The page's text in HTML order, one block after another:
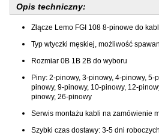
Opis techniczny:
Złącze Lemo FGI 108 8-pinowe do
Typ wtyczki męskiej, możliwość
Rozmiar 0B 1B 2B do wyboru
Piny: 2-pinowy, 3-pinowy, 4-pinowy, 5-
pinowy, 9-pinowy, 10-pinowy, 12-
pinowy, 26-pinowy
Serwis montażu kabli na zamówienie
Szybki czas dostawy: 3-5 dni